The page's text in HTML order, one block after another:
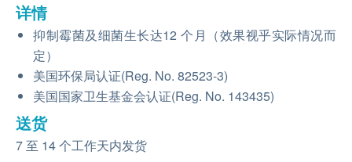
详情
抑制霉菌及细菌生长达12 个月（效果视乎实际情况而
定）
美国环保局认证(Reg. No. 82523-3)
美国国家卫生基金会认证(Reg. No. 143435)
送货
7 至 14 个工作天内发货